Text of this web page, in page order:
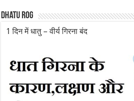
Dhatu rog
1 दिन में धातु – वीर्य गिरना बंद